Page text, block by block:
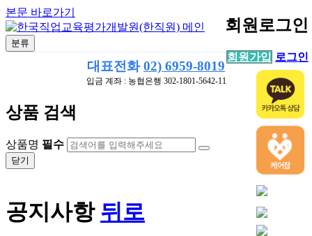
본문 바로가기
회원로그인
회원가입 로그인
분류
대표전화02) 6959-8019
입금 계좌 : 농협은행 302-1801-5642-11
상품 검색
상품명 필수
닫기
공지사항 뒤로